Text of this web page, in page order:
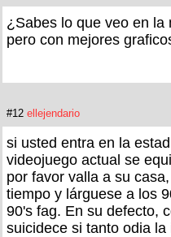
¿Sabes lo que veo en la
pero con mejores
#12 ellejendario
si usted entra en la
videojuego actual se
por favor valla a su
tiempo y lárguese a los
90's fag. En su defecto,
suicidece si tanto odia la